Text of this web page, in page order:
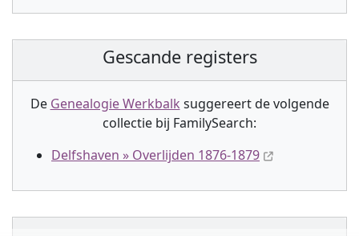
Gescande registers
De Genealogie Werkbalk suggereert de volgende
collectie bij FamilySearch:
Delfshaven » Overlijden 1876-1879